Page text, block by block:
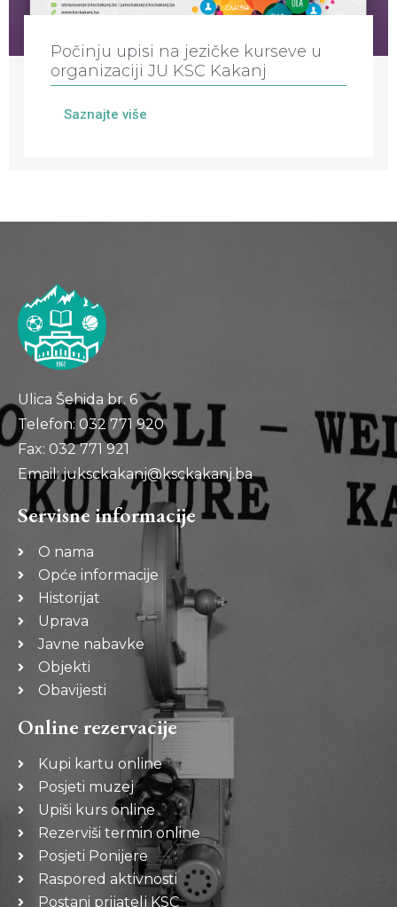
Počinju upisi na jezičke kurseve u
organizaciji JU KSC Kakanj
Saznajte više
Ulica Šehida br. 6
Telefon: 032 771 920
Fax: 032 771 921
Email: juksckakanj@ksckakanj.ba
Servisne informacije
O nama
Opće informacije
Historijat
Uprava
Javne nabavke
Objekti
Obavijesti
Online rezervacije
Kupi kartu online
Posjeti muzej
Upiši kurs online
Rezerviši termin online
Posjeti Ponijere
Raspored aktivnosti
Postani prijatelj KSC